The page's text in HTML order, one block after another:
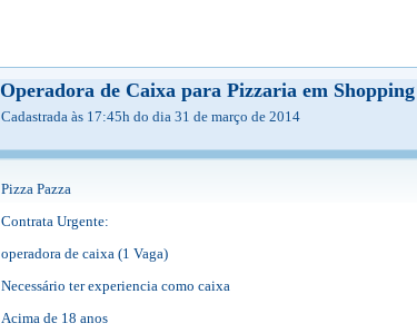
Operadora de Caixa para Pizzaria em
Cadastrada às 17:45h do dia 31 de março de 2014
Pizza Pazza
Contrata Urgente:
operadora de caixa (1 Vaga)
Necessário ter experiencia como caixa
Acima de 18 anos